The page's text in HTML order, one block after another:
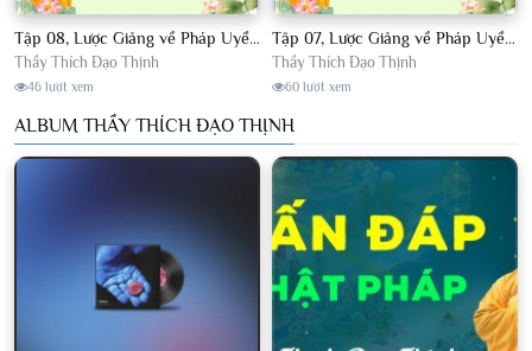
Tập 08, Lược Giảng về Pháp Uyển Châu Lâm, Chủ giảng TT. Thích Đạo Thịnh.
Thầy Thích Đạo Thịnh
46 lượt xem
Tập 07, Lược Giảng về Pháp Uyển Châu Lâm, Chủ giảng TT Thích Đạo Thịnh
Thầy Thích Đạo Thịnh
60 lượt xem
ALBUM THẦY THÍCH ĐẠO THỊNH